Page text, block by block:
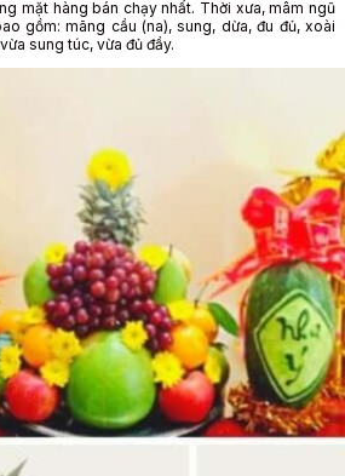
follow, nhắn tin, nuôi nick Instagram.
mặt hàng bán chạy nhất. Thời xưa, mâm ngũ
gồm: mãng cầu (na), sung, dừa, đu đủ, xoài
sung túc, vừa đủ đầy.